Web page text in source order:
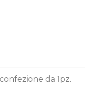
da 1pz.